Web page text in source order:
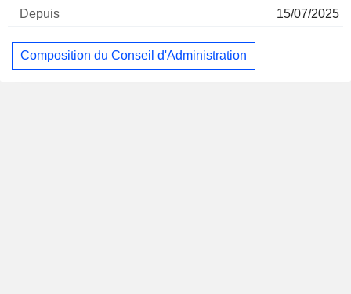
15/07/2025
Composition du Conseil d'Administration